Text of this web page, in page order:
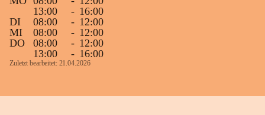
tolle Bücher spendiert haben.
13:00
- 16:00
DI
08:00 - 12:00
MI
08:00 - 12:00
DO
08:00 - 12:00
13:00
- 16:00
Zuletzt bearbeitet: 21.04.2026